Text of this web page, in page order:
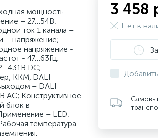
мощность –
– 27…54В;
ток 1 канала –
– напряжение;
напряжение -
- 47…63Гц;
DC;
ККМ, DALI
– DALI
AC; Конструктивное
блок в
– LED;
температура -
3 458
Нет в